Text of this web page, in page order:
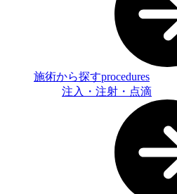
施術から探すprocedures
注入・注射・点滴